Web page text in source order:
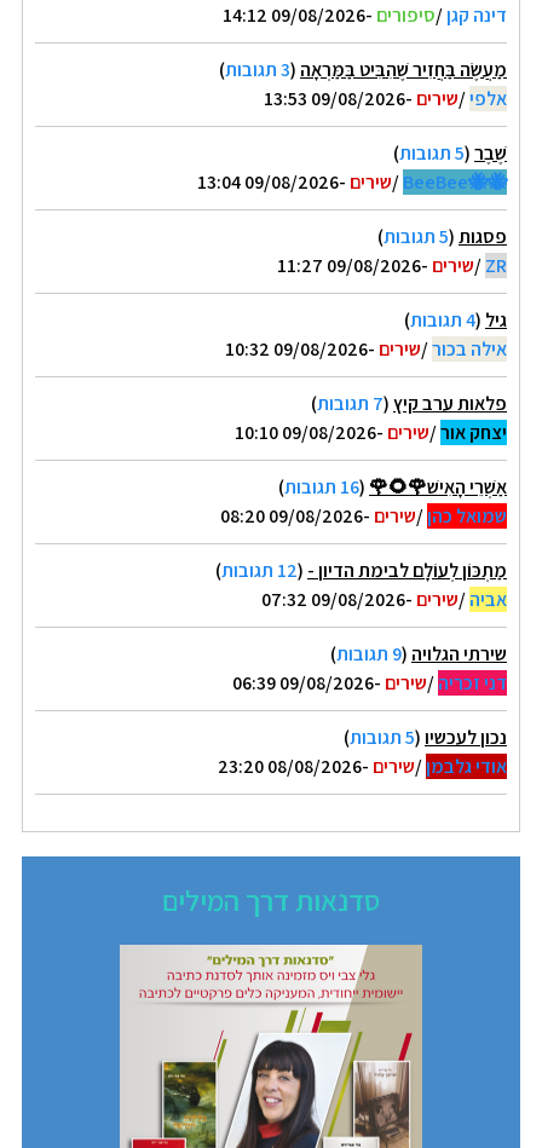
דינה קגן/סיפורים -09/08/2026 14:12
מַעֲשֶׂה בַּחֲזִיר שֶׁהִבִּיט בַּמַּרְאָה (3 תגובות
)
אלפי/שירים -09/08/2026 13:53
שֶׁבֶר(5 תגובות
)
🐝🐝BeeBee
/שירים -09/08/2026 13:04
פסגות(5 תגובות
)
ZR
/שירים -09/08/2026 11:27
גיל (4 תגובות
)
אילה בכור/שירים -09/08/2026 10:32
פלאות ערב קיץ(7 תגובות
)
יצחק אור/שירים -09/08/2026 10:10
אַשְׁרֵי הָאִישׁ🌹🌻🌹 (16 תגובות
)
שמואל כהן/שירים -09/08/2026 08:20
מַתְכּוֹן לְעוֹלָם לבימת הדיון - (12 תגובות
)
אביה/שירים -09/08/2026 07:32
שירתי הגלויה (9 תגובות
)
דני זכריה/שירים -09/08/2026 06:39
נכון לעכשיו(5 תגובות
)
אודי גלבמן/שירים -08/08/2026 23:20
סדנאות דרך המילים